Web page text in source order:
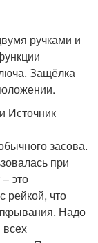
ручками и
Защёлка
Источник
засова.
при
это
рейкой, что
Надо